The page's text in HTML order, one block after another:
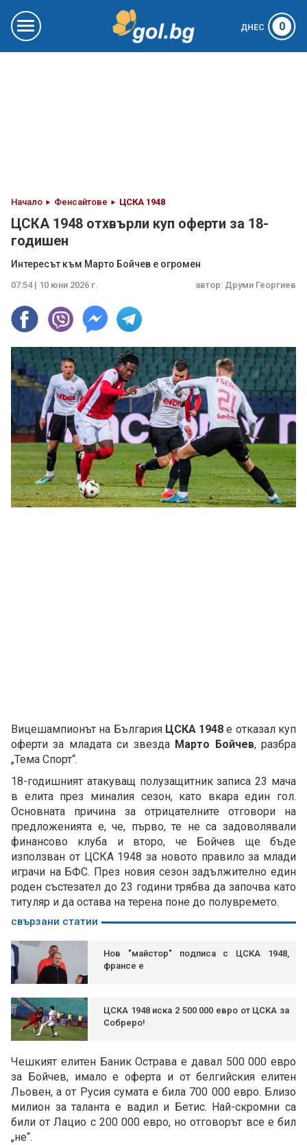
ДНЕС 0
Начало Фенсайтове ЦСКА 1948
ЦСКА 1948 отхвърли куп оферти за 18-
годишен
Интересът към Марто Бойчев е огромен
07:54 | 10 юни 2026 г. автор: Друми Георгиев
Вицешампионът на България ЦСКА 1948е отказал куп
оферти за младата си звезда Марто Бойчев, разбра
„Тема Спорт“.
18-годишният атакуващ полузащитник записа 23 мача
в елита през миналия сезон, като вкара един гол.
Основната причина за отрицателните отговори на
предложенията е, че, първо, те не са задоволявали
финансово клуба и второ, че Бойчев ще бъде
използван от ЦСКА 1948 за новото правило за млади
играчи на БФС. През новия сезон задължително един
роден състезател до 23 години трябва да започва като
титуляр и да остава на терена поне до полувремето.
свързани статии
Нов "майстор" подписа с ЦСКА 1948,
франсе е
ЦСКА 1948 иска 2 500 000 евро от ЦСКА за
Собреро!
Чешкият елитен Баник Острава е давал 500 000 евро
за Бойчев, имало е оферта и от белгийския елитен
Льовен, а от Русия сумата е била 700 000 евро. Близо
милион за таланта е вадил и Бетис. Най-скромни са
били от Лацио с 200 000 евро, но отговорът все е бил
„не“.